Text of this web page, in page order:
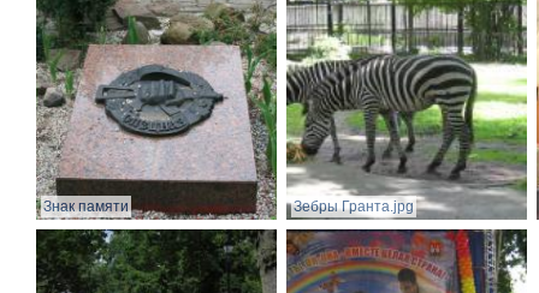
Знак памяти Зебры Гранта.jpg